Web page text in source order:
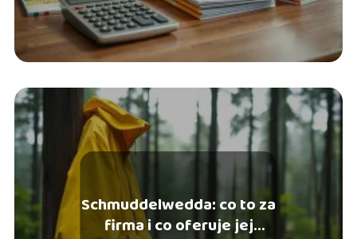
Schmuddelwedda: co to za
firma i co oferuje jej